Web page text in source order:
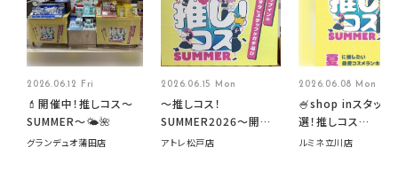
2026.06.12 Fri
💄開催中！推しコス〜
SUMMER〜🌤️🌺
グランデュオ蒲田店
2026.06.15 Mon
～推しコス！
SUMMER2026～開催
中です！
アトレ松戸店
2026.06.08 Mon
🍧shop inスタッフ
選！推しコス
summer2026開催
ルミネ立川店